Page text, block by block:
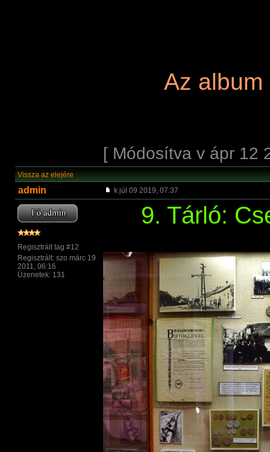
Az
[ Módosítva v ápr 12
Vissza az elejére
admin k júl 09 2019, 07:37
Regisztrált tag #12
Regisztrált: szo márc 19
2011, 06:16
Üzenetek: 131
9. Tárló: